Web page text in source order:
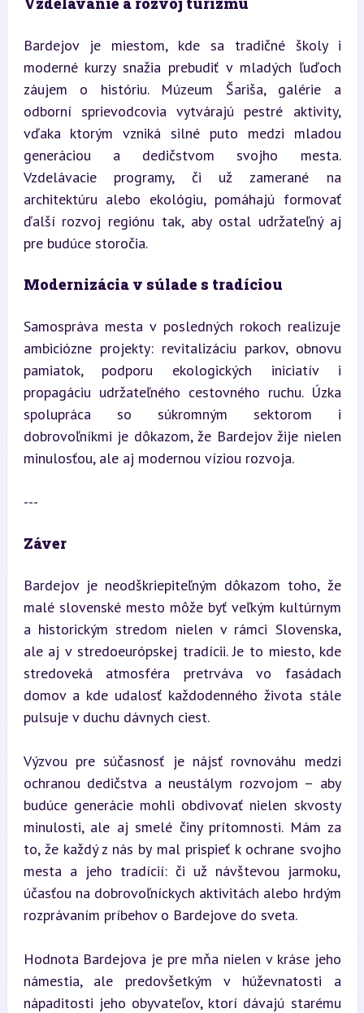
Bardejov je miestom, kde sa tradičné školy i
moderné kurzy snažia prebudiť v mladých ľuďoch
záujem o históriu. Múzeum Šariša, galérie a
odborní sprievodcovia vytvárajú pestré aktivity,
vďaka ktorým vzniká silné puto medzi mladou
generáciou a dedičstvom svojho mesta.
Vzdelávacie programy, či už zamerané na
architektúru alebo ekológiu, pomáhajú formovať
ďalší rozvoj regiónu tak, aby ostal udržateľný aj
pre budúce storočia.
Modernizácia v súlade s tradíciou
Samospráva mesta v posledných rokoch realizuje
ambiciózne projekty: revitalizáciu parkov, obnovu
pamiatok, podporu ekologických iniciatív i
propagáciu udržateľného cestovného ruchu. Úzka
spolupráca so súkromným sektorom i
dobrovoľníkmi je dôkazom, že Bardejov žije nielen
minulosťou, ale aj modernou víziou rozvoja.
---
Záver
Bardejov je neodškriepiteľným dôkazom toho, že
malé slovenské mesto môže byť veľkým kultúrnym
a historickým stredom nielen v rámci Slovenska,
ale aj v stredoeurópskej tradícii. Je to miesto, kde
stredoveká atmosféra pretrváva vo fasádach
domov a kde udalosť každodenného života stále
pulsuje v duchu dávnych ciest.
Výzvou pre súčasnosť je nájsť rovnováhu medzi
ochranou dedičstva a neustálym rozvojom – aby
budúce generácie mohli obdivovať nielen skvosty
minulosti, ale aj smelé činy prítomnosti. Mám za
to, že každý z nás by mal prispieť k ochrane svojho
mesta a jeho tradícií: či už návštevou jarmoku,
účasťou na dobrovoľníckych aktivitách alebo hrdým
rozprávaním príbehov o Bardejove do sveta.
Hodnota Bardejova je pre mňa nielen v kráse jeho
námestia, ale predovšetkým v húževnatosti a
nápaditosti jeho obyvateľov, ktorí dávajú starému